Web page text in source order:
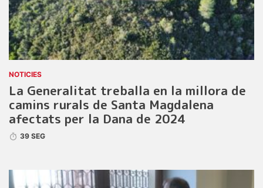
NOTICIES
La Generalitat treballa en la millora de
camins rurals de Santa Magdalena
afectats per la Dana de 2024
39 SEG